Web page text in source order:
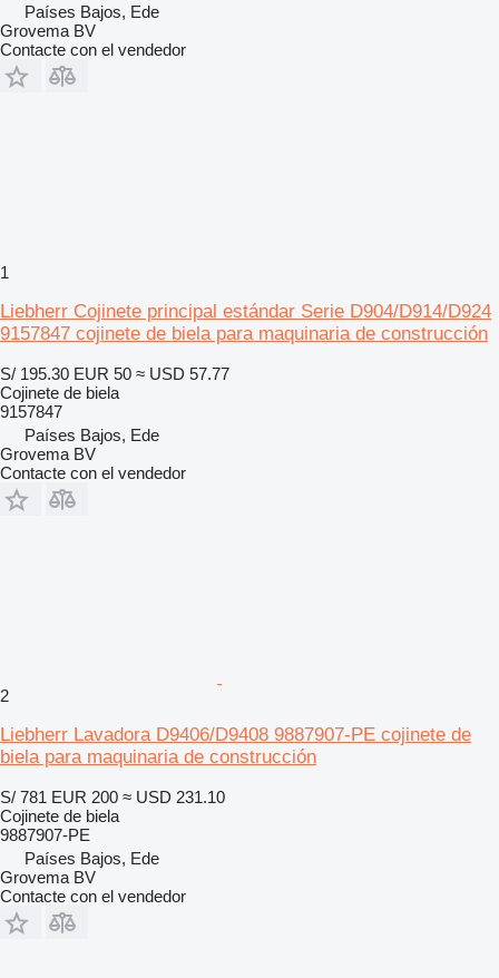
Países Bajos, Ede
Grovema BV
Contacte con el vendedor
1
Liebherr Cojinete principal estándar Serie D904/D914/D924
9157847 cojinete de biela para maquinaria de construcción
S/ 195.30 EUR 50 ≈ USD 57.77
Cojinete de biela
9157847
Países Bajos, Ede
Grovema BV
Contacte con el vendedor
2
Liebherr Lavadora D9406/D9408 9887907-PE cojinete de
biela para maquinaria de construcción
S/ 781 EUR 200 ≈ USD 231.10
Cojinete de biela
9887907-PE
Países Bajos, Ede
Grovema BV
Contacte con el vendedor